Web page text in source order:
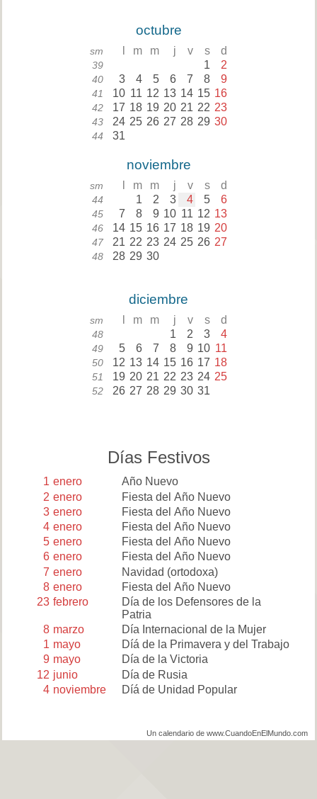
octubre
sm m m j v s d
39 1 2
40 3 4 5 6 7 8 9
41 10 11 12 13 14 15 16
42 17 18 19 20 21 22 23
43 24 25 26 27 28 29 30
44 31
noviembre
sm m m j v s d
44 1 2 3 4 5 6
45 7 8 9 10 11 12 13
46 14 15 16 17 18 19 20
47 21 22 23 24 25 26 27
48 28 29 30
diciembre
sm m m j v s d
48 1 2 3 4
49 5 6 7 8 9 10 11
50 12 13 14 15 16 17 18
51 19 20 21 22 23 24 25
52 26 27 28 29 30 31
Días Festivos
1 enero
Año Nuevo
2 enero
Fiesta del Año Nuevo
3 enero
Fiesta del Año Nuevo
4 enero
Fiesta del Año Nuevo
5 enero
Fiesta del Año Nuevo
6 enero
Fiesta del Año Nuevo
7 enero
Navidad (ortodoxa)
8 enero
Fiesta del Año Nuevo
23 febrero
Día de los Defensores de la
Patria
8 marzo
Día Internacional de la Mujer
1 mayo
Díá de la Primavera y del Trabajo
9 mayo
Día de la Victoria
12 junio
Día de Rusia
4 noviembre Díá de Unidad Popular
Un calendario de www.CuandoEnElMundo.com